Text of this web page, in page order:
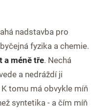
nadstavba pro
fyzika a chemie.
a méně tře. Nechá
a nedráždí ji
tomu má obvykle míň
syntetika - a čím míň